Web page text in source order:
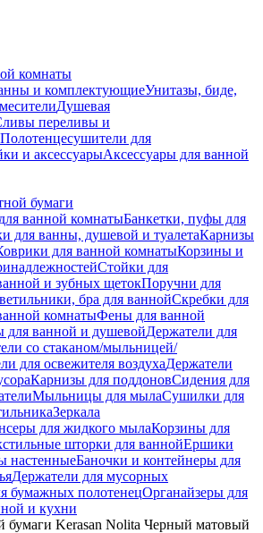
комнаты
и комплектующиеУнитазы, биде,
Душевая
переливы и
Полотенцесушители для
и аксессуарыАксессуары для ванной
бумаги
ванной комнатыБанкетки, пуфы для
для ванны, душевой и туалетаКарнизы
для ванной комнатыКорзины и
Стойки для
и зубных щетокПоручни для
бра для ваннойСкребки для
комнатыФены для ванной
для ванной и душевойДержатели для
со стаканом/мыльницей/
для освежителя воздухаДержатели
Карнизы для поддоновСидения для
Мыльницы для мылаСушилки для
Зеркала
для жидкого мылаКорзины для
шторки для ваннойЕршики
настенныеБаночки и контейнеры для
Держатели для мусорных
бумажных полотенецОрганайзеры для
и кухни
бумаги Kerasan Nolita Черный матовый